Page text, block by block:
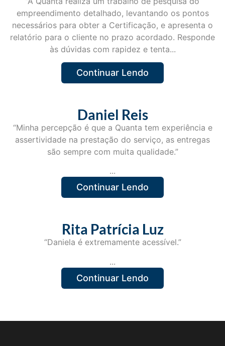
empreendimento detalhado, levantando os pontos
necessários para obter a Certificação, e apresenta o
relatório para o cliente no prazo acordado. Responde
às dúvidas com rapidez e tenta...
Continuar Lendo
Daniel Reis
“Minha percepção é que a Quanta tem experiência e
assertividade na prestação do serviço, as entregas
são sempre com muita qualidade.”
...
Continuar Lendo
Rita Patrícia Luz
“Daniela é extremamente acessível.”
...
Continuar Lendo